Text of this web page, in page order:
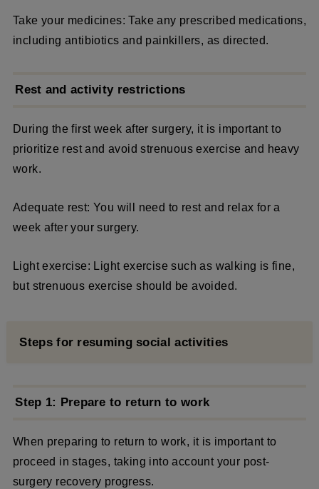
Take your medicines: Take any prescribed medications,
including antibiotics and painkillers, as directed.
Rest and activity restrictions
During the first week after surgery, it is important to
prioritize rest and avoid strenuous exercise and heavy
work.
Adequate rest: You will need to rest and relax for a
week after your surgery.
Light exercise: Light exercise such as walking is fine,
but strenuous exercise should be avoided.
Steps for resuming social activities
Step 1: Prepare to return to work
When preparing to return to work, it is important to
proceed in stages, taking into account your post-
surgery recovery progress.